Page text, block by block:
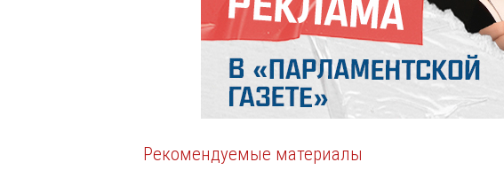
Рекомендуемые материалы